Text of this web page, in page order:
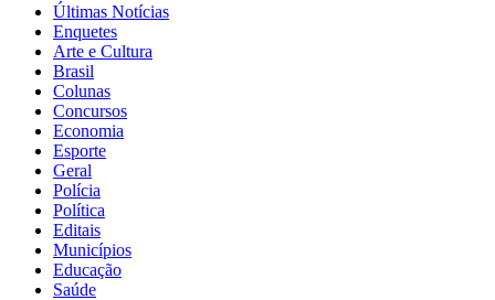
Últimas Notícias
Enquetes
Arte e Cultura
Brasil
Colunas
Concursos
Economia
Esporte
Geral
Polícia
Política
Editais
Municípios
Educação
Saúde